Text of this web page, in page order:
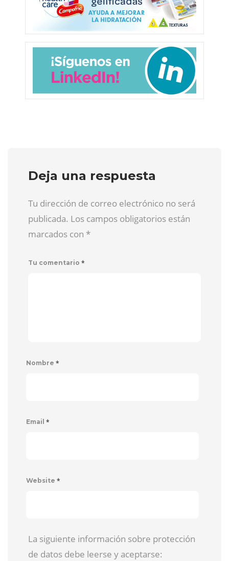
Deja una respuesta
Tu dirección de correo electrónico no será
publicada. Los campos obligatorios están
marcados con *
Tu comentario *
Nombre *
Email *
Website *
La siguiente información sobre protección
de datos debe leerse y aceptarse: